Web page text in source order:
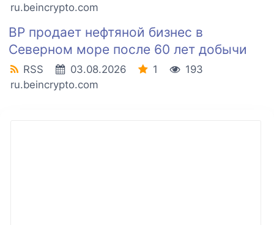
ru.beincrypto.com
BP продает нефтяной бизнес в
Северном море после 60 лет добычи
RSS 03.08.2026 1
193
ru.beincrypto.com